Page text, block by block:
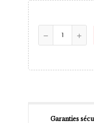
Garanties